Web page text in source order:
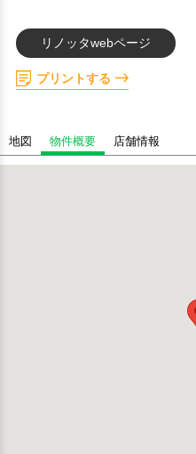
リノッタwebページ
プリントする
地図 物件概要 店舗情報